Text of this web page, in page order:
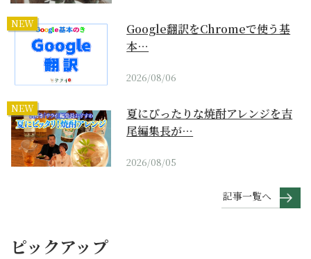
NEW
Google翻訳をChromeで使う基
本…
2026/08/06
NEW
夏にぴったりな焼酎アレンジを吉
尾編集長が…
2026/08/05
記事一覧へ
ピックアップ